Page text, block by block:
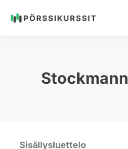
Siirry
Sisällysluettelo